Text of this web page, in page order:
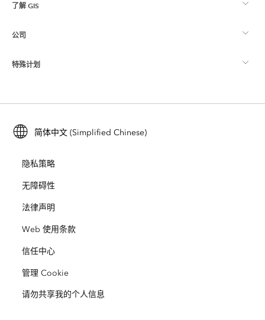
制图
Esri Store
Esri 社区
ArcGIS 博客
用户研究和测试
Esri 年轻专家关系网
了解 GIS
什么是 GIS？
位置智能
培训
ArcUser
ArcNews
ArcWatch
Esri Press
Esri 视频
公司
关于 Esri
招贤纳士
开放视野
业务行为准则
网站地图
特殊计划
ArcGIS for Student Use
保护
教育
种族平等
简体中文 (Simplified Chinese)
隐私策略
无障碍性
法律声明
Web 使用条款
信任中心
管理 Cookie
请勿共享我的个人信息